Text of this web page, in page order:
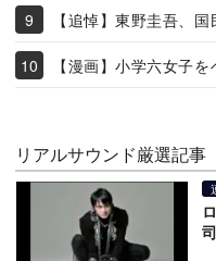
【追悼】東野圭吾、
【漫画】小学六女子
リアルサウンド厳選記事
司